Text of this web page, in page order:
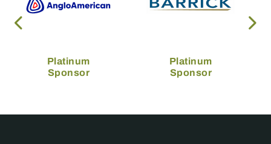
Platinum
Sponsor
Platinum
Sponsor